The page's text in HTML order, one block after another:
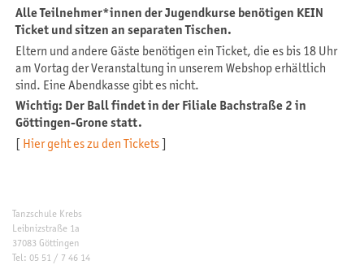
Alle Teilnehmer*innen der Jugendkurse benötigen KEIN
Ticket und sitzen an separaten Tischen.
Eltern und andere Gäste benötigen ein Ticket, die es bis 18 Uhr
am Vortag der Veranstaltung in unserem Webshop erhältlich
sind. Eine Abendkasse gibt es nicht.
Wichtig: Der Ball findet in der Filiale Bachstraße 2 in
Göttingen-Grone statt.
[ Hier geht es zu den Tickets ]
Tanzschule Krebs
Leibnizstraße 1a
37083 Göttingen
Tel: 05 51 / 7 46 14